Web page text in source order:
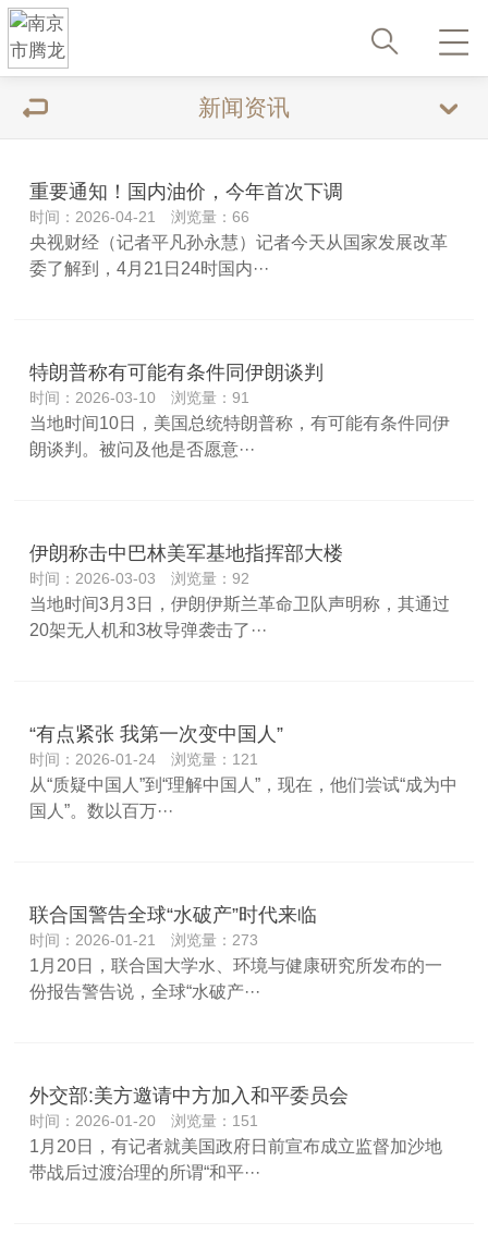
新闻资讯
重要通知！国内油价，今年首次下调
时间：2026-04-21 浏览量：66
央视财经（记者平凡孙永慧）记者今天从国家发展改革
委了解到，4月21日24时国内···
特朗普称有可能有条件同伊朗谈判
时间：2026-03-10 浏览量：91
当地时间10日，美国总统特朗普称，有可能有条件同伊
朗谈判。被问及他是否愿意···
伊朗称击中巴林美军基地指挥部大楼
时间：2026-03-03 浏览量：92
当地时间3月3日，伊朗伊斯兰革命卫队声明称，其通过
20架无人机和3枚导弹袭击了···
“有点紧张 我第一次变中国人”
时间：2026-01-24 浏览量：121
从“质疑中国人”到“理解中国人”，现在，他们尝试“成为中
国人”。数以百万···
联合国警告全球“水破产”时代来临
时间：2026-01-21 浏览量：273
1月20日，联合国大学水、环境与健康研究所发布的一
份报告警告说，全球“水破产···
外交部:美方邀请中方加入和平委员会
时间：2026-01-20 浏览量：151
1月20日，有记者就美国政府日前宣布成立监督加沙地
带战后过渡治理的所谓“和平···